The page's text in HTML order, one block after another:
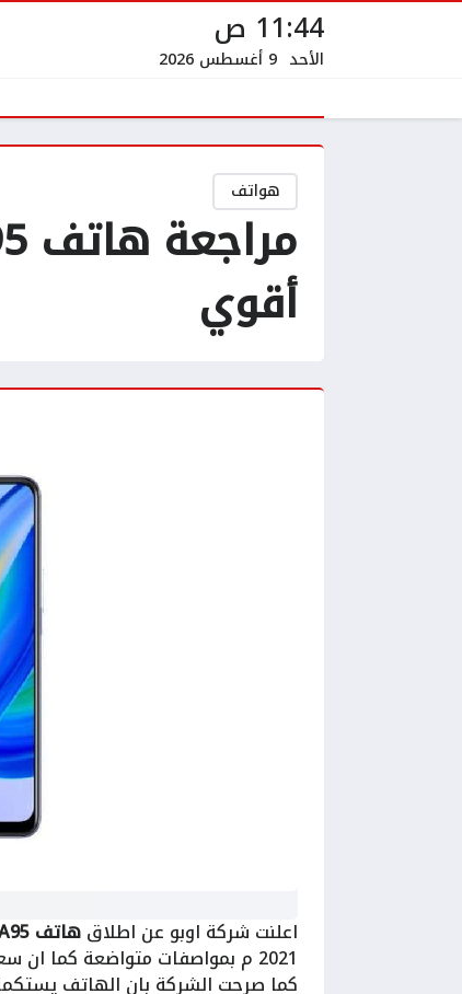
11:44 ص
الأحد 9 أغسطس 2026
هواتف
أقوي
اعلنت شركة اوبو عن اطلاقهاتف Oppo A95
2021 م بمواصفات متواضعة كما ان سعر اوبو ايه 95 مناسب وارخص من الهواتف المنافسة.